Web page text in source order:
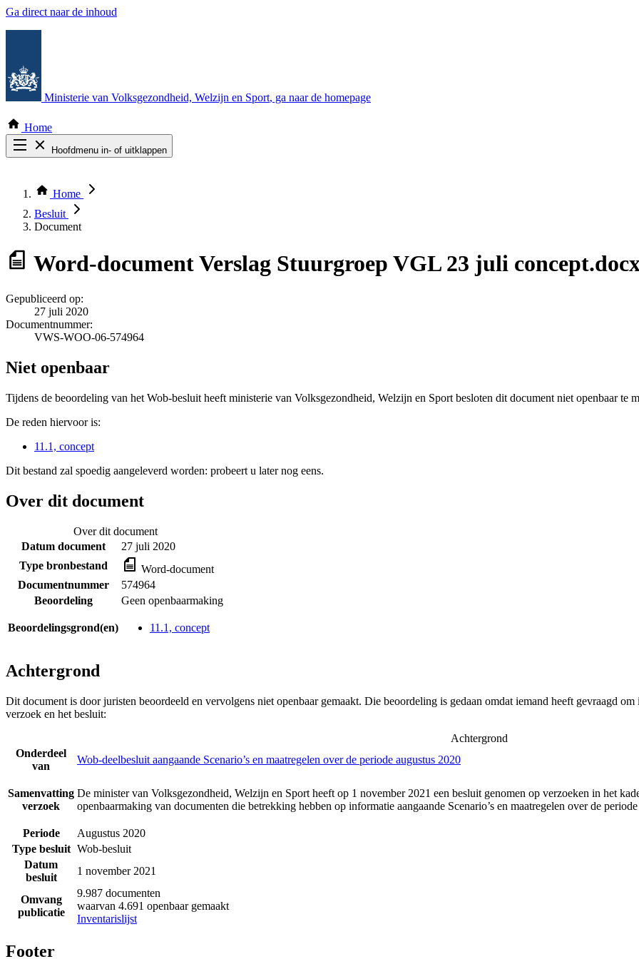
Ga direct naar de inhoud
Ministerie van Volksgezondheid, Welzijn en Sport, ga naar de homepage
Home
Hoofdmenu in- of uitklappen
Thema COVID-19
Bekijk per bestuursorgaan
Home
Besluit
Document
Word-documentVerslag Stuurgroep VGL 23 juli
Gepubliceerd op:
27 juli 2020
Documentnummer:
VWS-WOO-06-574964
Niet openbaar
Tijdens de beoordeling van het Wob-besluit heeft ministerie van Volksgezondheid, Welzijn en Sport besloten dit document niet openbaar te
De reden hiervoor is:
11.1, concept
Dit bestand zal spoedig aangeleverd worden: probeert u later nog eens.
Over dit document
Over dit document
Datum document
27 juli 2020
Type bronbestand
Word-document
Documentnummer
574964
Beoordeling
Geen openbaarmaking
Beoordelingsgrond(en) 11.1, concept
Achtergrond
Dit document is door juristen beoordeeld en vervolgens niet openbaar gemaakt. Die beoordeling is gedaan omdat iemand heeft gevraagd
verzoek en het besluit:
Achtergrond
Onderdeel
van
Wob-deelbesluit aangaande Scenario’s en maatregelen over de periode augustus 2020
Samenvatting
verzoek
De minister van Volksgezondheid, Welzijn en Sport heeft op 1 november 2021 een besluit genomen op verzoeken in het
openbaarmaking van documenten die betrekking hebben op informatie aangaande Scenario’s en maatregelen over de
Periode
Augustus 2020
Type besluit Wob-besluit
Datum
besluit
1 november 2021
Omvang
publicatie
9.987 documenten
waarvan 4.691 openbaar gemaakt
Inventarislijst
Footer